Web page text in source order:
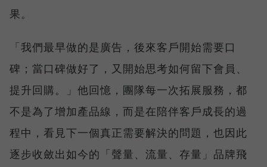
果。
「我們最早做的是廣告，後來客戶開始需要口
碑；當口碑做好了，又開始思考如何留下會員、
提升回購。」他回憶，團隊每一次拓展服務，都
不是為了增加產品線，而是在陪伴客戶成長的過
程中，看見下一個真正需要解決的問題，也因此
逐步收斂出如今的「聲量、流量、存量」品牌飛